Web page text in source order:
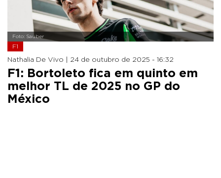
Foto: Sauber
F1
Nathalia De Vivo | 24 de outubro de 2025 - 16:32
F1: Bortoleto fica em quinto em
melhor TL de 2025 no GP do
México